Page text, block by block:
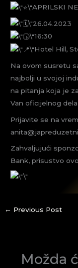
APRILSKI
26.04.2023
16:30
Hotel Hill,
Na ovom susretu
najbolji u svojoj
na pitanja koja je
Van oficijelnog
Prijavite se na
Zahvaljujući
Bank, prisustvo
← Previous Post
Možda